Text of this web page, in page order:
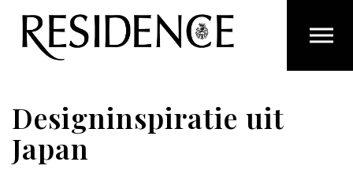
Overslaan en ga direct naar de inhoud
Designinspiratie uit
Japan